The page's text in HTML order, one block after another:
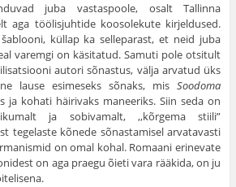
juba vastaspoole, osalt Tallinna
aga töölisjuhtide koosolekute kirjeldused.
küllap ka selleparast, et neid juba
varemgi on käsitatud. Samuti pole otsitult
autori sõnastus, välja arvatud üks
lause esimeseks sõnaks, misSoodoma
ja kohati häirivaks maneeriks. Siin seda on
ja sobivamalt, ,,kõrgema stiili”
tegelaste kõnede sõnastamisel arvatavasti
on omal kohal. Romaani erinevate
on aga praegu õieti vara rääkida, on ju